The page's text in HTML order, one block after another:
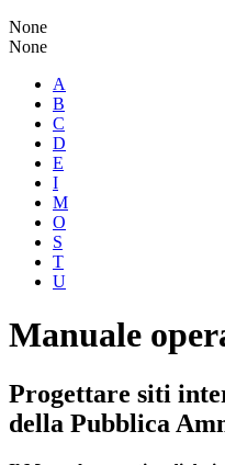
None
None
A
B
C
D
E
I
M
O
S
T
U
Manuale
Progettare siti
della Pubblica